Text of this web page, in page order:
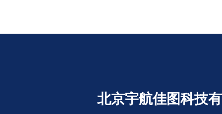
北京宇航佳图科技